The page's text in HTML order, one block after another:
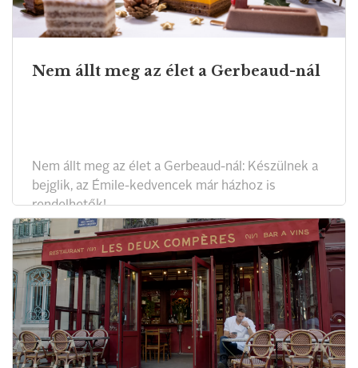
Nem állt meg az élet a Gerbeaud-nál
Nem állt meg az élet a Gerbeaud-nál: Készülnek a
bejglik, az Émile-kedvencek már házhoz is
rendelhetők!